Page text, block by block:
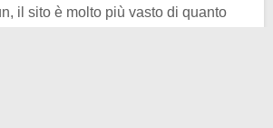
il sito è molto più vasto di quanto